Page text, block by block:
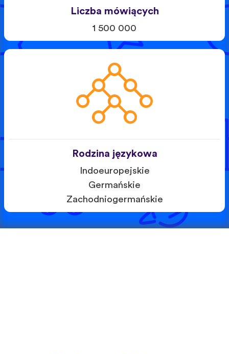
Liczba mówiących
1 500 000
Rodzina językowa
Indoeuropejskie
Germańskie
Zachodniogermańskie